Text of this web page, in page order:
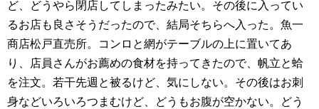
ど、どうやら閉店してしまったみたい。その後に入ってい
るお店も良さそうだったので、結局そちらへ入った。魚一
商店松戸直売所。コンロと網がテーブルの上に置いてあ
り、店員さんがお薦めの食材を持ってきたので、帆立と蛤
を注文。若干先週と被るけど、気にしない。その後はお刺
身などいろいろつまむけど、どうもお腹が空かない。どう